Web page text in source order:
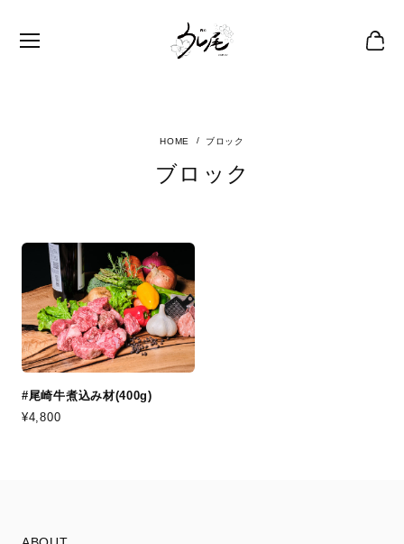
ブロック
ブロック
#尾崎牛煮込み材(400g)
¥4,800